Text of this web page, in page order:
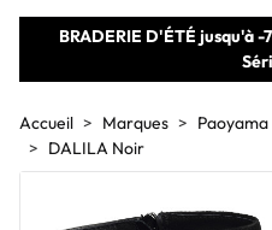
BRADERIE D'ÉTÉ jusqu'à
Accueil Marques Paoyama
DALILA Noir